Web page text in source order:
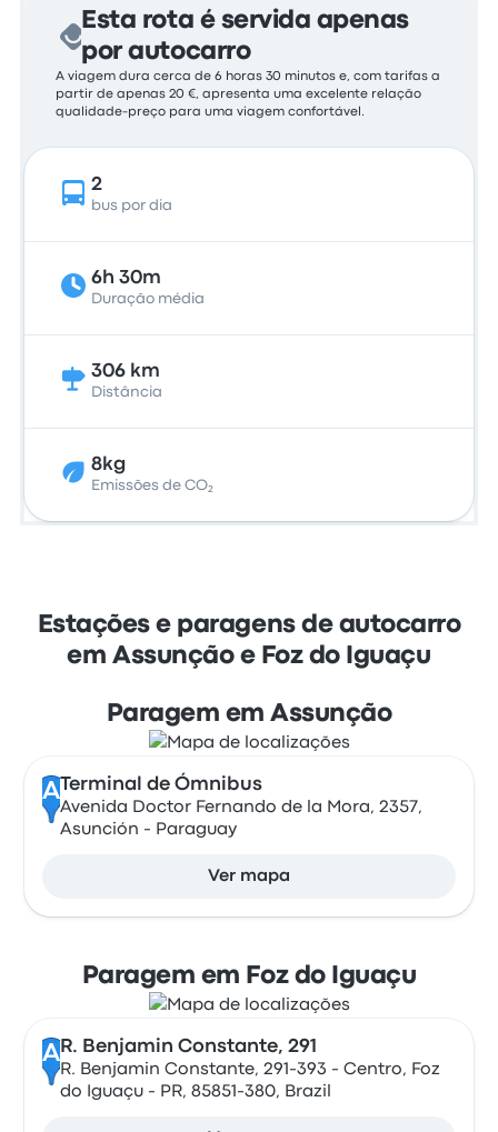
Esta rota é servida apenas
por autocarro
A viagem dura cerca de 6 horas 30 minutos e, com tarifas a
partir de apenas 20 €, apresenta uma excelente relação
qualidade-preço para uma viagem confortável.
2
bus por dia
6h 30m
Duração média
306 km
Distância
8kg
Emissões de CO₂
Estações e paragens de autocarro
em Assunção e Foz do Iguaçu
Paragem em Assunção
A Terminal de Ómnibus
Avenida Doctor Fernando de la Mora, 2357,
Asunción - Paraguay
Ver mapa
Paragem em Foz do Iguaçu
A R. Benjamin Constante, 291
R. Benjamin Constante, 291-393 - Centro, Foz
do Iguaçu - PR, 85851-380, Brazil